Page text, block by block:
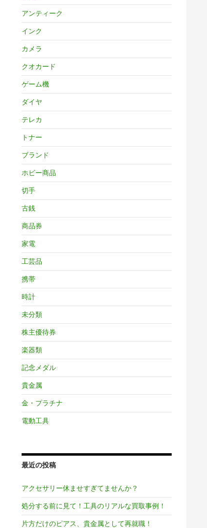
アンティーク
インク
カメラ
クオカード
ゲーム機
ダイヤ
テレカ
トナー
ブランド
ホビー商品
切手
古銭
商品券
家電
工芸品
携帯
時計
未分類
株主優待券
楽器類
記念メダル
貴金属
金・プラチナ
電動工具
最近の投稿
アクセサリー休ませすぎてませんか？
処分する前に見て！工具のリアルな買取事例！
片方だけのピアス、貴金属として再就職！